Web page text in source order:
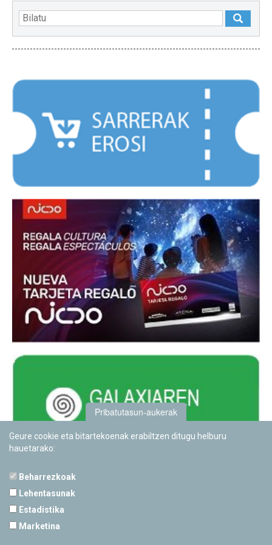
Pribatutasun-aukerak
Geure cookie eta bitartekoenak erabiltzen ditugu helburu
hauetarako:
Beharrezkoak
Lehentasunak
Estadistika
Marketina